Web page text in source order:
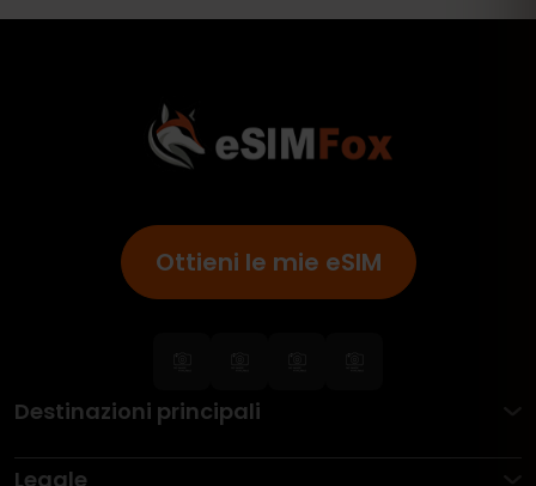
Ottieni le mie eSIM
Destinazioni principali
Legale